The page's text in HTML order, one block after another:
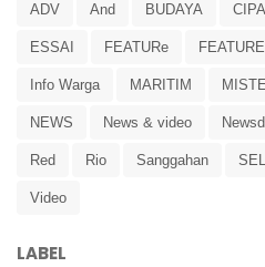
ADV And BUDAYA
ESSAI FEATURe
Info Warga MARITIM
NEWS News & video
Red Rio Sanggahan
Video
LABEL